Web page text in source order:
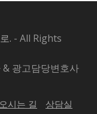
. - All Rights
광고담당변호사
오시는 길 상담실